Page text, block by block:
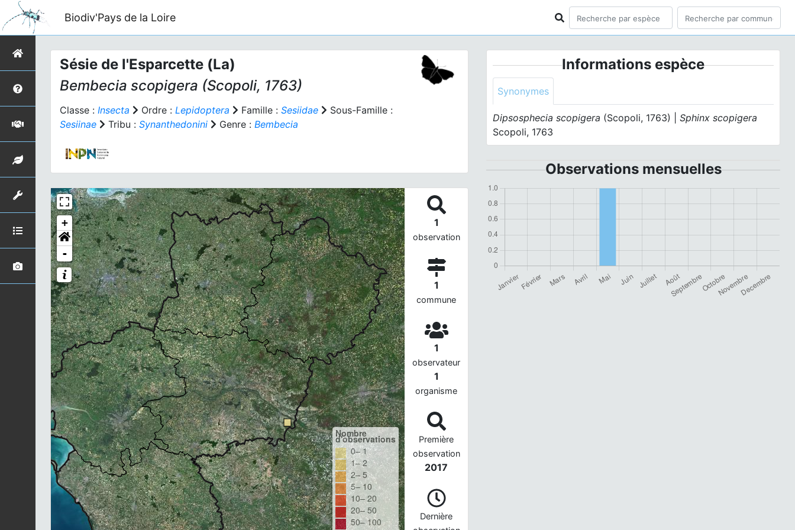
Biodiv'Pays de la Loire
Sésie de l'Esparcette (La)
Bembecia scopigera (Scopoli, 1763)
Classe : Insecta Ordre : Lepidoptera Famille : Sesiidae
Sous-Famille :
Sesiinae
Tribu : Synanthedonini Genre : Bembecia
+
-
Nombre
d'observations
0– 1
1– 2
2– 5
5– 10
10– 20
20– 50
50– 100
1
observation
1
commune
1
observateur
1
organisme
Première
observation
2017
Dernière
Informations espèce
Synonymes
Dipsosphecia scopigera (Scopoli, 1763) |Sphinx scopigera
Scopoli, 1763
Observations mensuelles